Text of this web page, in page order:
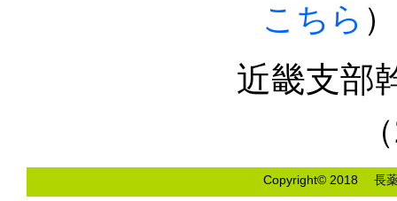
こちら
近畿支
Copyright© 2018 長薬